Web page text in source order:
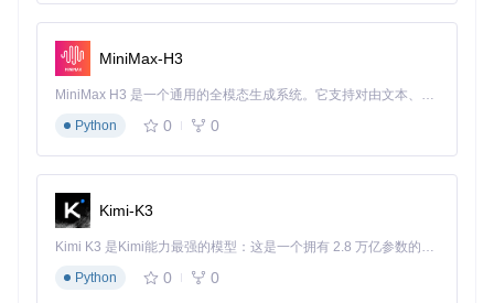
MiniMax-H3
MiniMax H3 是一个通用的全模态生成系统。它支持对由文本、图像、视频和音频组成的多模态上下文进行统一理解，并能生成分辨率高达 2K、时长可达 15 秒的带原生立体声音频的视频。得益于面向任务泛化的系统设计，H3 在预训练阶段就已具备广泛的多模态上下文理解与生成能力，能够出色地执行复杂的多模态指令。
Python
0 0
Kimi-K3
Kimi K3 是Kimi能力最强的模型：这是一个拥有 2.8 万亿参数的混合专家（MoE）模型，具备原生视觉理解能力，并支持 100 万 token 的上下文窗口。
Python
0 0